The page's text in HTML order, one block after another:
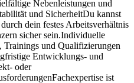
Nebenleistungen und
und SicherheitDu kannst
dein festes Arbeitsverhältnis
sicher sein.Individuelle
und Qualifizierungen
Entwicklungs- und
oder
ist